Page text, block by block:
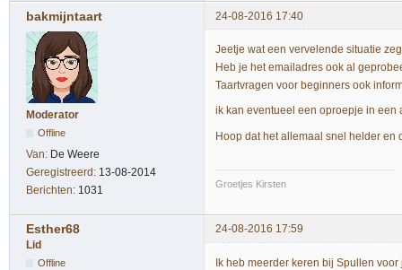
bakmijntaart 24-08-2016 17:40
Moderator
Offline
Van: De Weere
Geregistreerd: 13-08-2014
Berichten: 1031
Jeetje wat een vervelende situatie
Heb je het emailadres ook al
Taartvragen voor beginners ook
ik kan eventueel een oproepje in een
Hoop dat het allemaal snel helder en
Groetjes Kirsten
Esther68
24-08-2016 17:59
Lid
Offline
Ik heb meerder keren bij Spullen